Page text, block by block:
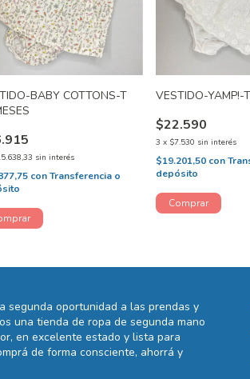
BABY COTTONS-T
sin interés
con Transferencia o
VESTIDO-YAMP!-
$22.590
3 x $7.530 sin interés
$19.201,50 con
depósito
segunda oportunidad a las prendas y
una tienda de ropa de segunda mano
en excelente estado y lista para
de forma consciente, ahorrá y